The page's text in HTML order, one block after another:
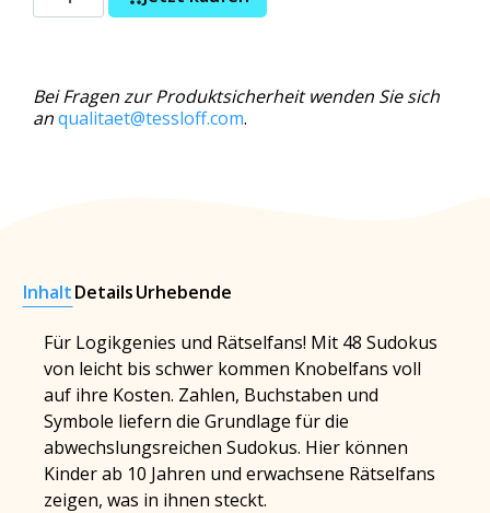
Bei Fragen zur Produktsicherheit wenden Sie sich
anqualitaet@tessloff.com.
InhaltDetailsUrhebende
Für Logikgenies und Rätselfans! Mit 48 Sudokus
von leicht bis schwer kommen Knobelfans voll
auf ihre Kosten. Zahlen, Buchstaben und
Symbole liefern die Grundlage für die
abwechslungsreichen Sudokus. Hier können
Kinder ab 10 Jahren und erwachsene Rätselfans
zeigen, was in ihnen steckt.